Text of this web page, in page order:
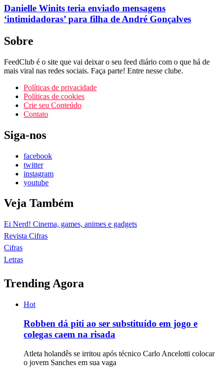
Danielle Winits teria enviado mensagens
‘intimidadoras’ para filha de André Gonçalves
Sobre
FeedClub é o site que vai deixar o seu feed diário com o que há de
mais viral nas redes sociais. Faça parte! Entre nesse clube.
Políticas de privacidade
Políticas de cookies
Crie seu Conteúdo
Contato
Siga-nos
facebook
twitter
instagram
youtube
Veja Também
Ei Nerd! Cinema, games, animes e gadgets
Revista Cifras
Cifras
Letras
Trending Agora
Hot
Robben dá piti ao ser substituído em jogo e
colegas caem na risada
Atleta holandês se irritou após técnico Carlo Ancelotti colocar
o jovem Sanches em sua vaga